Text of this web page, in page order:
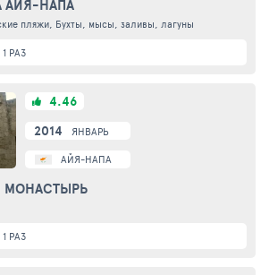
АЙЯ-НАПА
пляжи, Бухты, мысы, заливы, лагуны
РАЗ
2014 ЯНВАРЬ
АЙЯ-НАПА
МОНАСТЫРЬ
4.46
РАЗ